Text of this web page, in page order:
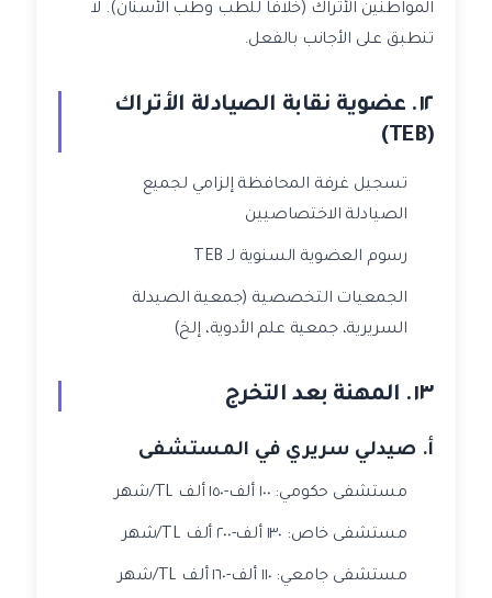
المواطنين الأتراك (خلافاً للطب وطب الأسنان). لا
تنطبق على الأجانب بالفعل.
١٢. عضوية نقابة الصيادلة الأتراك
(TEB)
تسجيل غرفة المحافظة إلزامي لجميع
الصيادلة الاختصاصيين
رسوم العضوية السنوية لـ TEB
الجمعيات التخصصية (جمعية الصيدلة
السريرية، جمعية علم الأدوية، إلخ)
١٣. المهنة بعد التخرج
أ. صيدلي سريري في المستشفى
مستشفى حكومي: ١٠٠ ألف-١٥٠ ألف TL/شهر
مستشفى خاص: ١٣٠ ألف-٢٠٠ ألف TL/شهر
مستشفى جامعي: ١١٠ ألف-١٦٠ ألف TL/شهر